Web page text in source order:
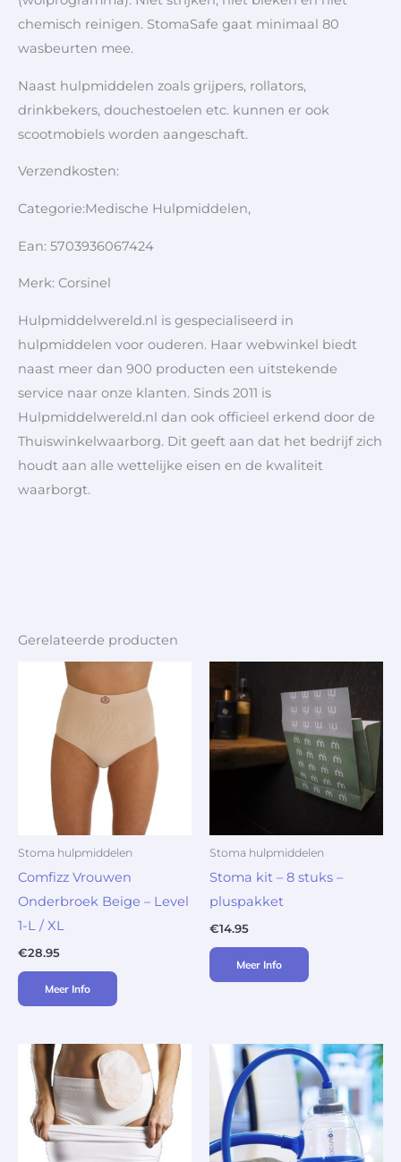
chemisch reinigen. StomaSafe gaat minimaal 80
wasbeurten mee.
Naast hulpmiddelen zoals grijpers, rollators,
drinkbekers, douchestoelen etc. kunnen er ook
scootmobiels worden aangeschaft.
Verzendkosten:
Categorie:Medische Hulpmiddelen,
Ean: 5703936067424
Merk: Corsinel
Hulpmiddelwereld.nl is gespecialiseerd in
hulpmiddelen voor ouderen. Haar webwinkel biedt
naast meer dan 900 producten een uitstekende
service naar onze klanten. Sinds 2011 is
Hulpmiddelwereld.nl dan ook officieel erkend door de
Thuiswinkelwaarborg. Dit geeft aan dat het bedrijf zich
houdt aan alle wettelijke eisen en de kwaliteit
waarborgt.
Gerelateerde producten
Stoma hulpmiddelen
Comfizz Vrouwen
Onderbroek Beige – Level
1-L / XL
€28.95
Meer Info
Stoma hulpmiddelen
Stoma kit – 8 stuks –
pluspakket
€14.95
Meer Info